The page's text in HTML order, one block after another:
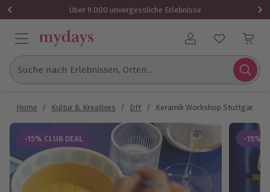
Über 9.000 unvergessliche Erlebnisse
Benutzerkonto
Suche nach Erlebnissen, Orten...
Home / Kultur & Kreatives / DIY / Keramik Workshop Stuttgart
-15% CLUB DEAL -15%